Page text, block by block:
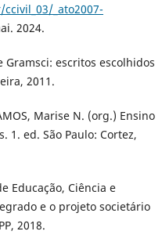
_ato2007-
2024.
Gramsci: escritos escolhidos
2011.
Marise N. (org.) Ensino
1. ed. São Paulo: Cortez,
Educação, Ciência e
e o projeto societário
2018.